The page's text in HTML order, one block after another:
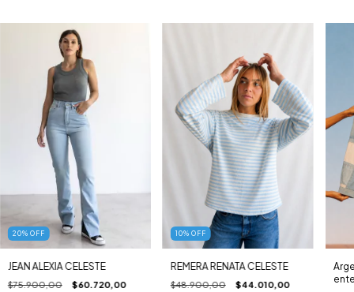
20% OFF
JEAN ALEXIA CELESTE
$75.900,00 $60.720,00
10% OFF
REMERA RENATA CELESTE
$48.900,00 $44.010,00